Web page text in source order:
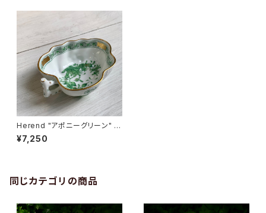
Herend "アポニーグリーン" オ
ープンシュガーボックス
¥7,250
同じカテゴリの商品